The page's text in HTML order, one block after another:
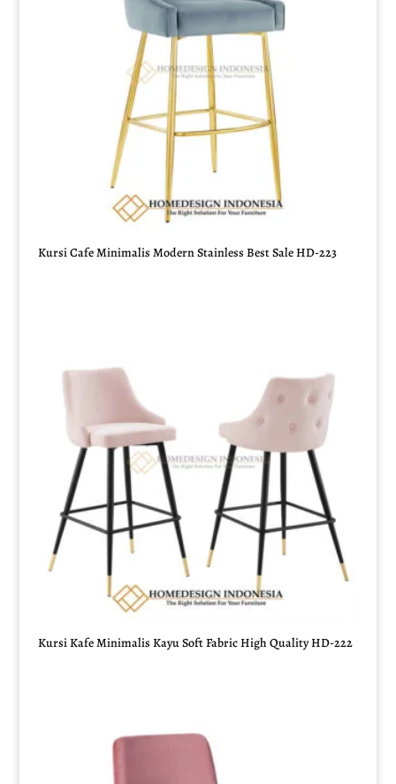
Kursi Cafe Minimalis Modern Stainless Best Sale HD-223
Kursi Kafe Minimalis Kayu Soft Fabric High Quality HD-222